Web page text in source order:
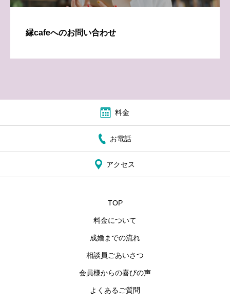
縁cafeへのお問い合わせ
料金
お電話
アクセス
TOP
料金について
成婚までの流れ
相談員ごあいさつ
会員様からの喜びの声
よくあるご質問